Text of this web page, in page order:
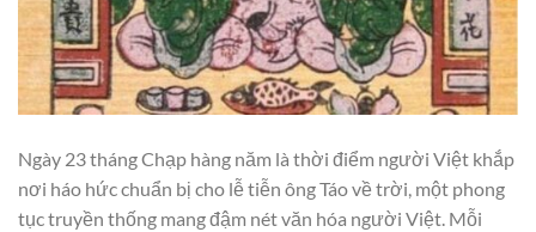
Ngày 23 tháng Chạp hàng năm là thời điểm người Việt khắp
nơi háo hức chuẩn bị cho lễ tiễn ông Táo về trời, một phong
tục truyền thống mang đậm nét văn hóa người Việt. Mỗi